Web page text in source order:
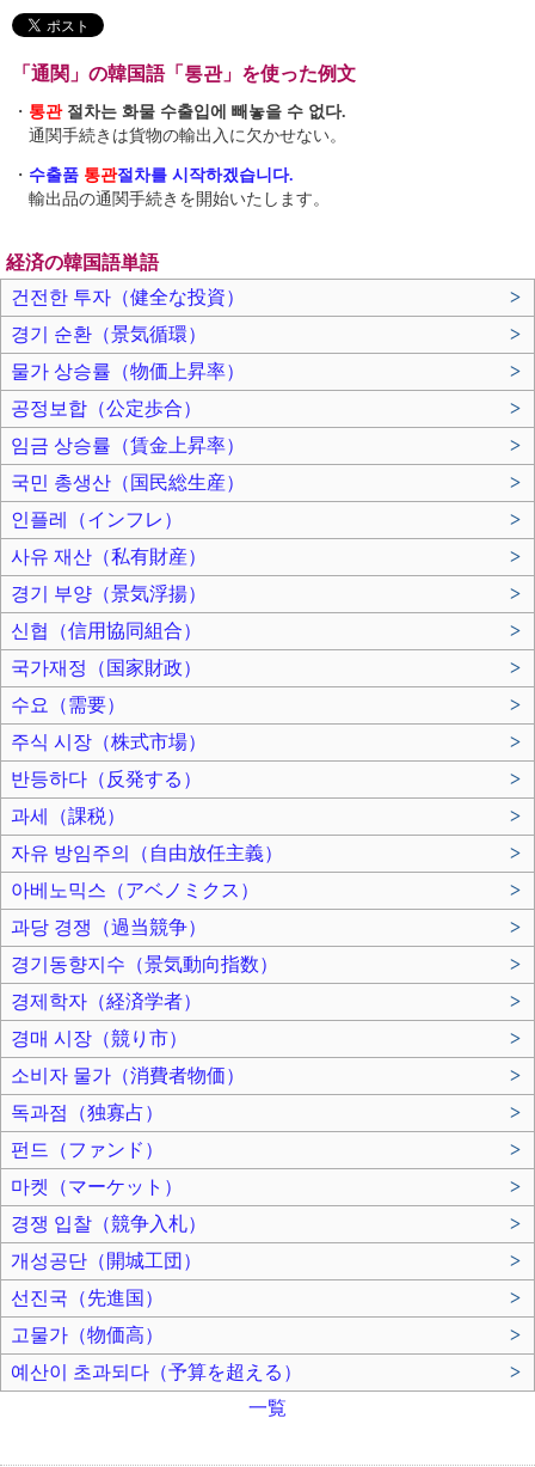
「通関」の韓国語「통관」を使った例文
・ 통관절차는 화물 수출입에 빼놓을 수 없다.
通関手続きは貨物の輸出入に欠かせない。
・ 수출품 통관절차를 시작하겠습니다.
輸出品の通関手続きを開始いたします。
経済の韓国語単語
건전한 투자（健全な投資）
>
경기 순환（景気循環）
>
물가 상승률（物価上昇率）
>
공정보합（公定歩合）
>
임금 상승률（賃金上昇率）
>
국민 총생산（国民総生産）
>
인플레（インフレ）
>
사유 재산（私有財産）
>
경기 부양（景気浮揚）
>
신협（信用協同組合）
>
국가재정（国家財政）
>
수요（需要）
>
주식 시장（株式市場）
>
반등하다（反発する）
>
과세（課税）
>
자유 방임주의（自由放任主義）
>
아베노믹스（アベノミクス）
>
과당 경쟁（過当競争）
>
경기동향지수（景気動向指数）
>
경제학자（経済学者）
>
경매 시장（競り市）
>
소비자 물가（消費者物価）
>
독과점（独寡占）
>
펀드（ファンド）
>
마켓（マーケット）
>
경쟁 입찰（競争入札）
>
개성공단（開城工団）
>
선진국（先進国）
>
고물가（物価高）
>
예산이 초과되다（予算を超える）
>
一覧